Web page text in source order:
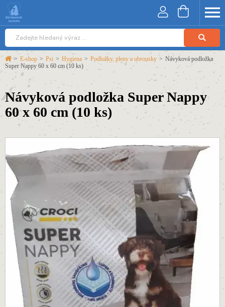
> E-shop > Psi > Hygiena > Podložky, pleny a ubrousky > Návyková podložka
Super Nappy 60 x 60 cm (10 ks)
Návyková podložka Super Nappy
60 x 60 cm (10 ks)